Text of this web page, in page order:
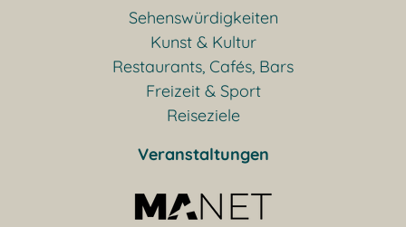
Sehenswürdigkeiten
Kunst & Kultur
Restaurants, Cafés, Bars
Freizeit & Sport
Reiseziele
Veranstaltungen